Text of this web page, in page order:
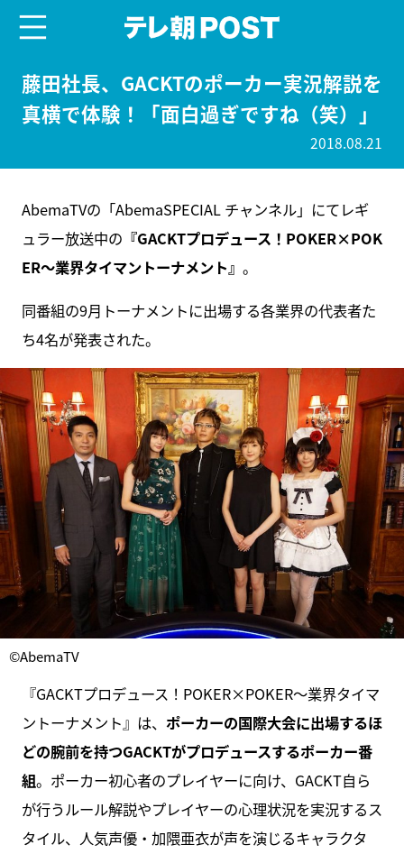
藤田社長、GACKTのポーカー実況解説を
真横で体験！「面白過ぎですね（笑）」
2018.08.21
AbemaTVの「AbemaSPECIAL チャンネル」にてレギ
ュラー放送中の 『GACKTプロデュース！POKER×POK
ER〜業界タイマントーナメント』 。
同番組の9月トーナメントに出場する各業界の代表者た
ち4名が発表された。
©AbemaTV
『GACKTプロデュース！POKER×POKER〜業界タイマ
ントーナメント』は、 ポーカーの国際大会に出場するほ
どの腕前を持つGACKTがプロデュースするポーカー番
組。ポーカー初心者のプレイヤーに向け、GACKT自ら
が行うルール解説やプレイヤーの心理状況を実況するス
タイル、人気声優・加隈亜衣が声を演じるキャラクタ